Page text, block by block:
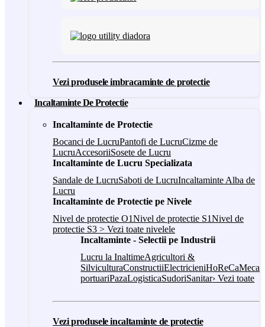
Vezi produsele imbracaminte de protectie
Incaltaminte De Protectie
Incaltaminte de Protectie
Bocanci de LucruPantofi de LucruCizme de
LucruAccesoriiSosete de Lucru
Incaltaminte de Lucru Specializata
Sandale de LucruSaboti de LucruIncaltaminte Alba de
Lucru
Incaltaminte de Protectie pe Nivele
Nivel de protectie O1Nivel de protectie S1Nivel de
protectie S3 > Vezi toate nivelele
Incaltaminte - Selectii pe Industrii
Lucru la InaltimeAgricultori &
SilviculturaConstructiiElectricieniHoReCa
portuariPazaLogisticaSudoriSanitar› Vezi toate
Vezi produsele incaltaminte de protectie